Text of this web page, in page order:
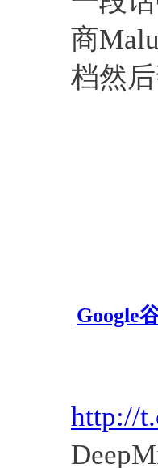
商
档然
Google
http://